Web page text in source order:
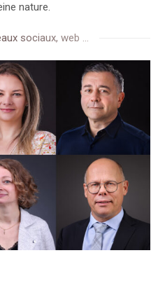
nature.
sociaux, web ...